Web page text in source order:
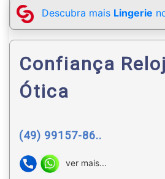
Descubra mais Lingerie
Confiança
Ótica
(49) 99157-86..
ver mais...